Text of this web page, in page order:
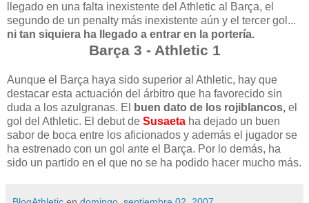
llegado en una falta inexistente del Athletic al Barça, el
segundo de un penalty más inexistente aún y el tercer gol...
ni tan siquiera ha llegado a entrar en la portería.
Barça 3 - Athletic 1
Aunque el Barça haya sido superior al Athletic, hay que
destacar esta actuación del árbitro que ha favorecido sin
duda a los azulgranas. El
buen dato de los rojiblancos, el
gol del Athletic. El debut de Susaeta ha dejado un buen
sabor de boca entre los aficionados y además el jugador se
ha estrenado con un gol ante el Barça. Por lo demás, ha
sido un partido en el que no se ha podido hacer mucho más.